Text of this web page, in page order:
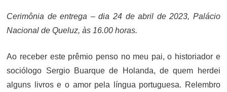
Cerimônia de entrega – dia 24 de abril de 2023, Palácio
Nacional de Queluz, às 16.00 horas.
Ao receber este prêmio penso no meu pai, o historiador e
sociólogo Sergio Buarque de Holanda, de quem herdei
alguns livros e o amor pela língua portuguesa. Relembro